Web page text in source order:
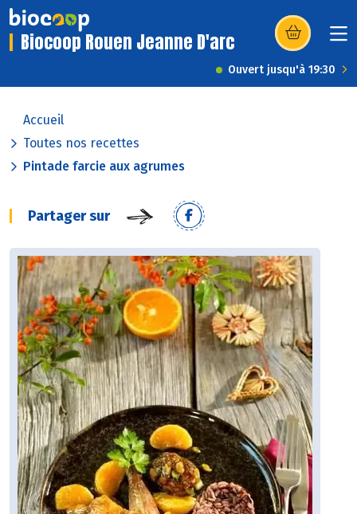
Biocoop Rouen Jeanne D'arc (s’ouvre dans
Ouvert jusqu'à 19:30
Accueil
Toutes nos recettes
Pintade farcie aux agrumes
Partager sur